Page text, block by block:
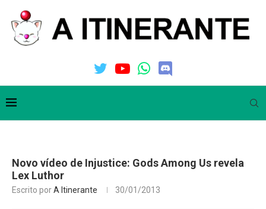
Novo vídeo de Injustice: Gods Among Us revela
Lex Luthor
Escrito porA Itinerante 30/01/2013